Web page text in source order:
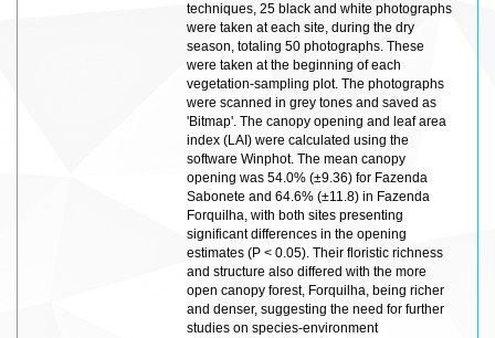
techniques, 25 black and white photographs
were taken at each site, during the dry
season, totaling 50 photographs. These
were taken at the beginning of each
vegetation-sampling plot. The photographs
were scanned in grey tones and saved as
'Bitmap'. The canopy opening and leaf area
index (LAI) were calculated using the
software Winphot. The mean canopy
opening was 54.0% (±9.36) for Fazenda
Sabonete and 64.6% (±11.8) in Fazenda
Forquilha, with both sites presenting
significant differences in the opening
estimates (P < 0.05). Their floristic richness
and structure also differed with the more
open canopy forest, Forquilha, being richer
and denser, suggesting the need for further
studies on species-environment